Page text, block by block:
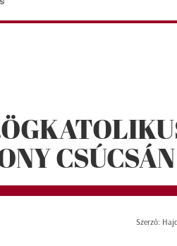
CSÚCSÁN
Szerző: